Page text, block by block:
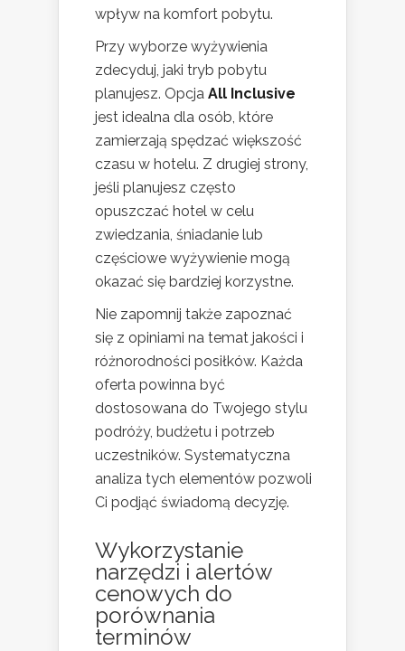
wpływ na komfort pobytu.
Przy wyborze wyżywienia
zdecyduj, jaki tryb pobytu
planujesz. Opcja All Inclusive
jest idealna dla osób, które
zamierzają spędzać większość
czasu w hotelu. Z drugiej strony,
jeśli planujesz często
opuszczać hotel w celu
zwiedzania, śniadanie lub
częściowe wyżywienie mogą
okazać się bardziej korzystne.
Nie zapomnij także zapoznać
się z opiniami na temat jakości i
różnorodności posiłków. Każda
oferta powinna być
dostosowana do Twojego stylu
podróży, budżetu i potrzeb
uczestników. Systematyczna
analiza tych elementów pozwoli
Ci podjąć świadomą decyzję.
Wykorzystanie
narzędzi i alertów
cenowych do
porównania
terminów